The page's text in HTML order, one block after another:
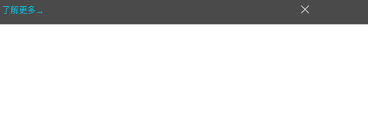
了解更多→